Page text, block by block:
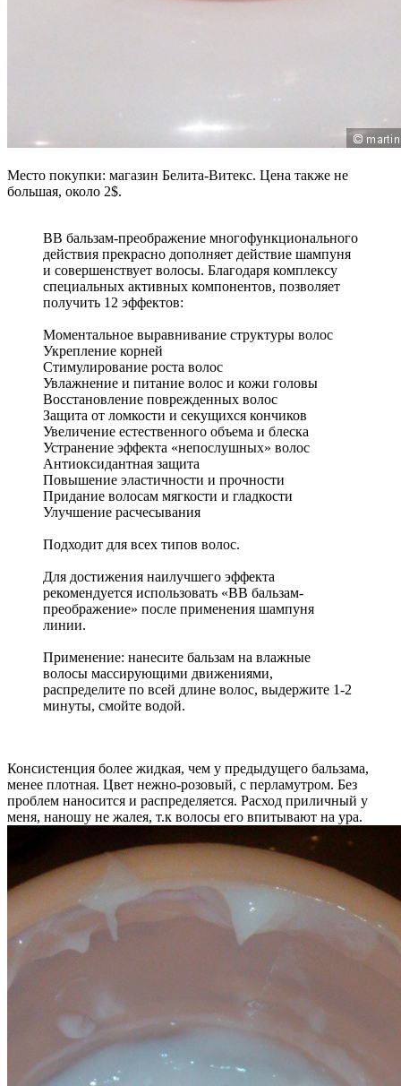
Место покупки: магазин Белита-Витекс. Цена также не
большая, около 2$.
BB бальзам-преображение многофункционального
действия прекрасно дополняет действие шампуня
и совершенствует волосы. Благодаря комплексу
специальных активных компонентов, позволяет
получить 12 эффектов:
Моментальное выравнивание структуры волос
Укрепление корней
Стимулирование роста волос
Увлажнение и питание волос и кожи головы
Восстановление поврежденных волос
Защита от ломкости и секущихся кончиков
Увеличение естественного объема и блеска
Устранение эффекта «непослушных» волос
Антиоксидантная защита
Повышение эластичности и прочности
Придание волосам мягкости и гладкости
Улучшение расчесывания
Подходит для всех типов волос.
Для достижения наилучшего эффекта
рекомендуется использовать «ВВ бальзам-
преображение» после применения шампуня
линии.
Применение: нанесите бальзам на влажные
волосы массирующими движениями,
распределите по всей длине волос, выдержите 1-2
минуты, смойте водой.
Консистенция более жидкая, чем у предыдущего бальзама,
менее плотная. Цвет нежно-розовый, с перламутром. Без
проблем наносится и распределяется. Расход приличный у
меня, наношу не жалея, т.к волосы его впитывают на ура.